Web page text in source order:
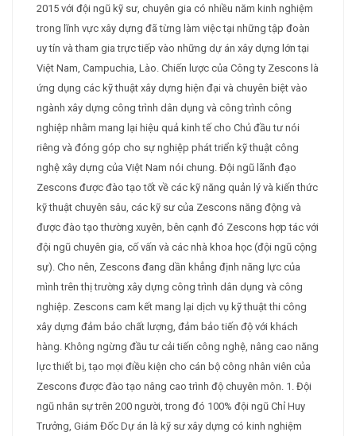
2015 với đội ngũ kỹ sư, chuyên gia có nhiều năm kinh nghiệm
trong lĩnh vực xây dựng đã từng làm việc tại những tập đoàn
uy tín và tham gia trực tiếp vào những dự án xây dựng lớn tại
Việt Nam, Campuchia, Lào. Chiến lược của Công ty Zescons là
ứng dụng các kỹ thuật xây dựng hiện đại và chuyên biệt vào
ngành xây dựng công trình dân dụng và công trình công
nghiệp nhằm mang lại hiệu quả kinh tế cho Chủ đầu tư nói
riêng và đóng góp cho sự nghiệp phát triển kỹ thuật công
nghệ xây dựng của Việt Nam nói chung. Đội ngũ lãnh đạo
Zescons được đào tạo tốt về các kỹ năng quản lý và kiến thức
kỹ thuật chuyên sâu, các kỹ sư của Zescons năng động và
được đào tạo thường xuyên, bên cạnh đó Zescons hợp tác với
đội ngũ chuyên gia, cố vấn và các nhà khoa học (đội ngũ cộng
sự). Cho nên, Zescons đang dần khẳng định năng lực của
mình trên thị trường xây dựng công trình dân dụng và công
nghiệp. Zescons cam kết mang lại dịch vụ kỹ thuật thi công
xây dựng đảm bảo chất lượng, đảm bảo tiến độ với khách
hàng. Không ngừng đầu tư cải tiến công nghệ, nâng cao năng
lực thiết bị, tạo mọi điều kiện cho cán bộ công nhân viên của
Zescons được đào tạo nâng cao trình độ chuyên môn. 1. Đội
ngũ nhân sự trên 200 người, trong đó 100% đội ngũ Chỉ Huy
Trưởng, Giám Đốc Dự án là kỹ sư xây dựng có kinh nghiệm